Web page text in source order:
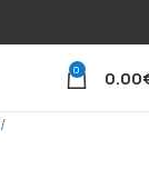
0 0.00